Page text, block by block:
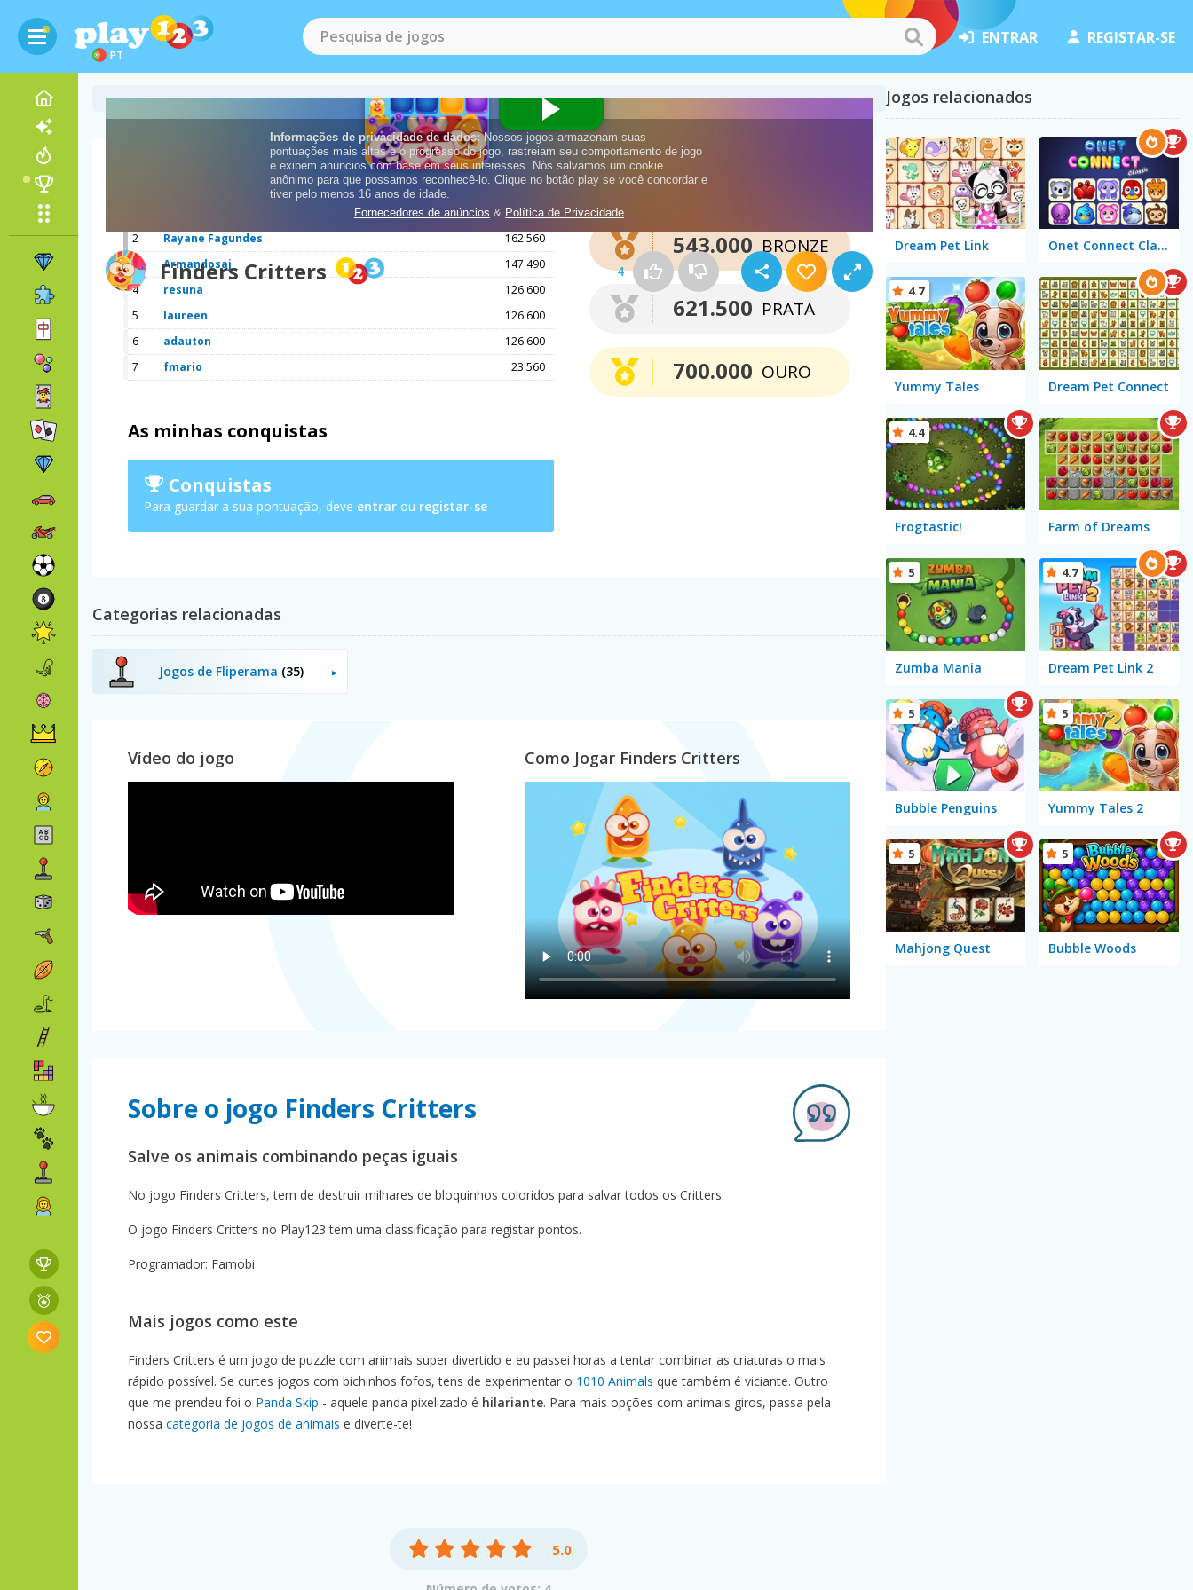
PT
ENTRAR REGISTAR-SE
Finders Critters 4
212.160
2
Rayane Fagundes
162.560
3
Armandosaj
147.490
4
resuna
126.600
5
laureen
126.600
6
adauton
126.600
7
fmario 23.560
As minhas conquistas
Conquistas
Para guardar a sua pontuação, deve entrar ou registar-se
Pontos necessários para
uma medalha
BRONZE
543.000
PRATA
621.500
OURO
700.000
Categorias relacionadas
Jogos de Fliperama (35)
Vídeo do jogo Como Jogar Finders Critters
Sobre o jogo Finders Critters
Salve os animais combinando peças iguais
No jogo Finders Critters, tem de destruir milhares de bloquinhos coloridos para salvar todos os Critters.
O jogo Finders Critters no Play123 tem uma classificação para registar pontos.
Programador: Famobi
Mais jogos como este
Finders Critters é um jogo de puzzle com animais super divertido e eu passei horas a tentar combinar as criaturas o mais
rápido possível. Se curtes jogos com bichinhos fofos, tens de experimentar o 1010 Animals que também é viciante. Outro
que me prendeu foi o Panda Skip - aquele panda pixelizado é hilariante. Para mais opções com animais giros, passa pela
nossa categoria de jogos de animais e diverte-te!
5.0
Jogos relacionados
Dream Pet Link Onet Connect Classic
Yummy Tales
4.7
Dream Pet Connect
Frogtastic!
4.4
Farm of Dreams
Zumba Mania
5
Dream Pet Link 2
4.7
Bubble Penguins
5
Yummy Tales 2
5
Mahjong Quest
5
Bubble Woods
5